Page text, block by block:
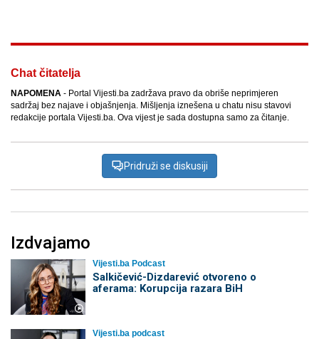
Chat čitatelja
NAPOMENA - Portal Vijesti.ba zadržava pravo da obriše neprimjeren
sadržaj bez najave i objašnjenja. Mišljenja iznešena u chatu nisu stavovi
redakcije portala Vijesti.ba. Ova vijest je sada dostupna samo za čitanje.
Pridruži se diskusiji
Izdvajamo
Vijesti.ba Podcast
Salkičević-Dizdarević otvoreno o
aferama: Korupcija razara BiH
Vijesti.ba podcast